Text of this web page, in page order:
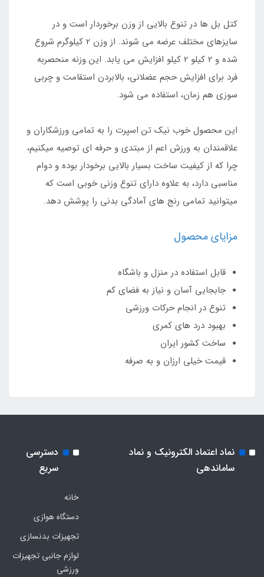
کتل بل ها در تنوع بالایی از وزن برخوردار است و در
سایزهای مختلف عرضه می شوند. از وزن 2 کیلوگرم شروع
شده و 2 کیلو 2 کیلو افزایش می یابد. این وزنه منحصربه
فرد برای افزایش حجم عضلانی، بالابردن استقامت و چربی
سوزی هم زمان، استفاده می شود.
این محصول خوب نیک تن اسپرت را به تمامی ورزشکاران و
علاقمندان به ورزش اعم از مبتدی و حرفه ای توصیه میکنیم،
چرا که از کیفیت ساخت بسیار بالایی برخودار بوده و دوام
مناسبی دارد، به علاوه دارای تنوع وزنی خوبی است که
میتوانید تمامی رنج های آمادگی بدنی را پوشش دهد.
مزایای محصول
قابل استفاده در منزل و باشگاه
جابجایی آسان و نیاز به فضای کم
تنوع در انجام حرکات ورزشی
بهبود درد های کمری
ساخت کشور ایران
قیمت خیلی ارزان و به صرفه
نماد اعتماد الکترونیک و نماد
ساماندهی
دسترسی
سریع
خانه
دستگاه هوازی
تجهیزات بدنسازی
لوازم جانبی تجهیزات
ورزشی